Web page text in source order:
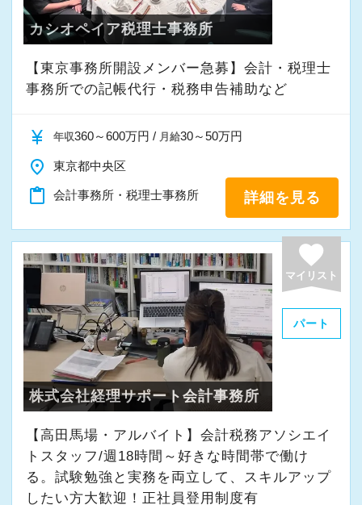
カシオペイア税理士事務所
【東京事務所開設メンバー急募】会計・税理士
事務所での記帳代行・税務申告補助など
currency_yen 年収360～600万円 / 月給30～50万円
place 東京都中央区
content_paste 会計事務所・税理士事務所 詳細を見る
favorite
マイリスト
パート
株式会社経理サポート会計事務所
【高田馬場・アルバイト】会計税務アソシエイ
トスタッフ/週18時間～好きな時間帯で働け
る。試験勉強と実務を両立して、スキルアップ
したい方大歓迎！正社員登用制度有